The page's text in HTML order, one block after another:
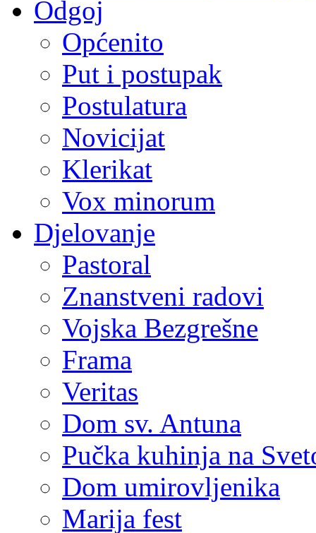
Odgoj
Općenito
Put i postupak
Postulatura
Novicijat
Klerikat
Vox minorum
Djelovanje
Pastoral
Znanstveni radovi
Vojska Bezgrešne
Frama
Veritas
Dom sv. Antuna
Pučka kuhinja na
Dom umirovljenika
Marija fest